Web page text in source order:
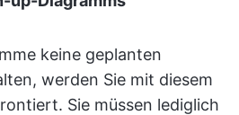
keine geplanten
werden Sie mit diesem
Sie müssen lediglich